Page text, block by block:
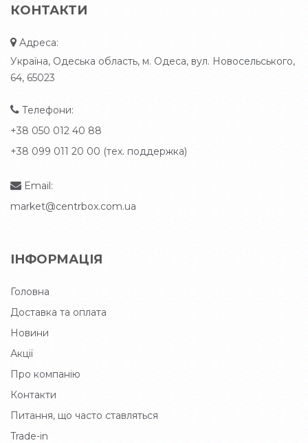
КОНТАКТИ
Адреса:
Україна, Одеська область, м. Одеса, вул. Новосельського,
64, 65023
Телефони:
+38 050 012 40 88
+38 099 011 20 00 (тех. поддержка)
Email:
market@centrbox.com.ua
ІНФОРМАЦІЯ
Головна
Доставка та оплата
Новини
Акції
Про компанію
Контакти
Питання, що часто ставляться
Trade-in